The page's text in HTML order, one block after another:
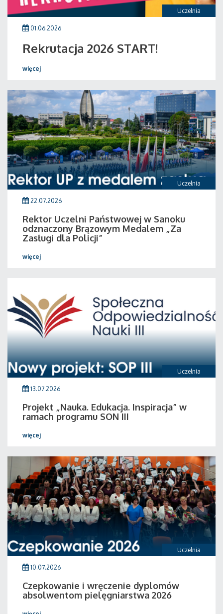
Uczelnia
01.06.2026
Rekrutacja 2026 START!
więcej
Uczelnia
22.07.2026
Rektor Uczelni Państwowej w Sanoku
odznaczony Brązowym Medalem „Za
Zasługi dla Policji”
więcej
Uczelnia
13.07.2026
Projekt „Nauka. Edukacja. Inspiracja” w
ramach programu SON III
więcej
Uczelnia
10.07.2026
Czepkowanie i wręczenie dyplomów
absolwentom pielęgniarstwa 2026